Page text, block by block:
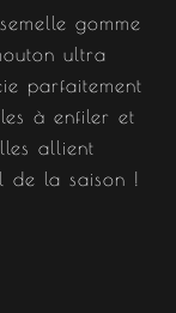
gomme
ultra
parfaitement
à enfiler et
allient
de la saison !